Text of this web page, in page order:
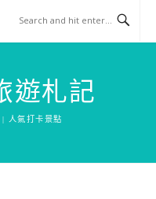
遊札記
人氣打卡景點